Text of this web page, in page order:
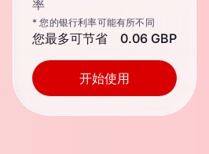
率
* 您的银行利率可能有所不同
您最多可节省 0.06 GBP
开始使用